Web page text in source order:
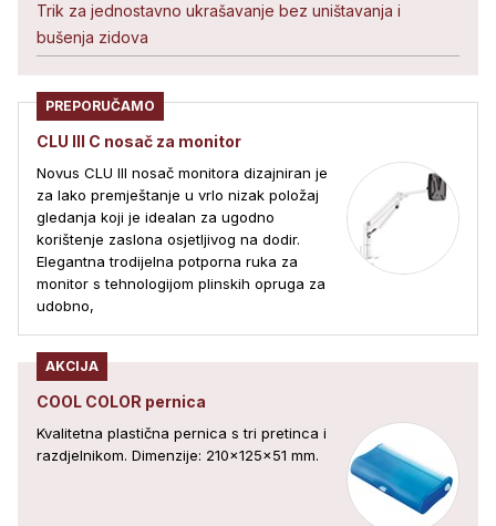
Trik za jednostavno ukrašavanje bez uništavanja i
bušenja zidova
PREPORUČAMO
CLU III C nosač za monitor
Novus CLU III nosač monitora dizajniran je
za lako premještanje u vrlo nizak položaj
gledanja koji je idealan za ugodno
korištenje zaslona osjetljivog na dodir.
Elegantna trodijelna potporna ruka za
monitor s tehnologijom plinskih opruga za
udobno,
AKCIJA
COOL COLOR pernica
Kvalitetna plastična pernica s tri pretinca i
razdjelnikom. Dimenzije: 210x125x51 mm.